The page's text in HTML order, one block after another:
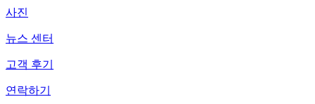
사진
뉴스 센터
고객 후기
연락하기